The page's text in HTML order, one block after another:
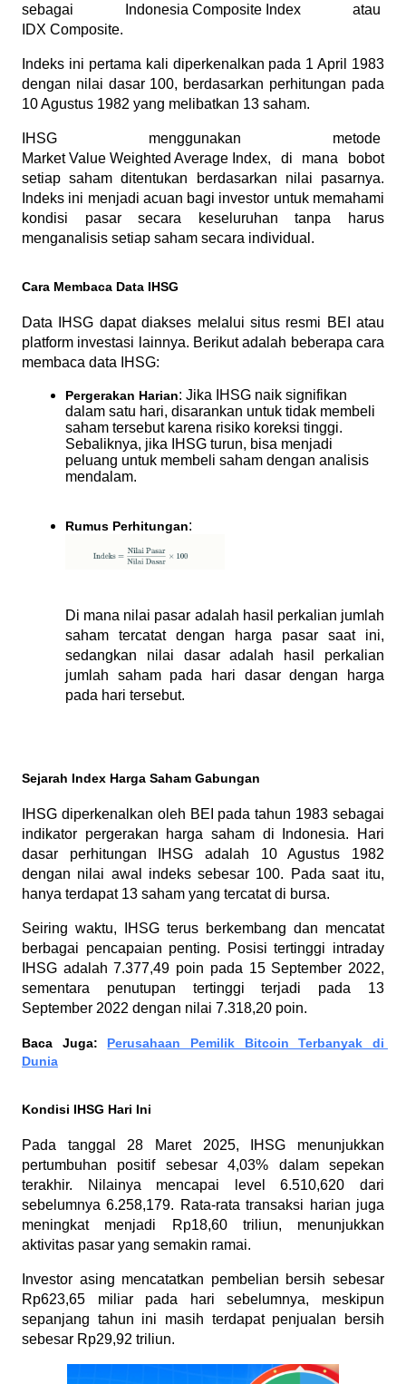
sebagai
Indonesia Composite Index atau
IDX Composite.
Indeks ini pertama kali diperkenalkan pada 1 April 1983
dengan nilai dasar 100, berdasarkan perhitungan pada
10 Agustus 1982 yang melibatkan 13 saham.
IHSG menggunakan metode
Market Value Weighted Average Index, di mana bobot
setiap saham ditentukan berdasarkan nilai pasarnya.
Indeks ini menjadi acuan bagi investor untuk memahami
kondisi pasar secara keseluruhan tanpa harus
menganalisis setiap saham secara individual.
Cara Membaca Data IHSG
Data IHSG dapat diakses melalui situs resmi BEI atau
platform investasi lainnya. Berikut adalah beberapa cara
membaca data IHSG:
Pergerakan Harian: Jika IHSG naik signifikan
dalam satu hari, disarankan untuk tidak membeli
saham tersebut karena risiko koreksi tinggi.
Sebaliknya, jika IHSG turun, bisa menjadi
peluang untuk membeli saham dengan analisis
mendalam.
Rumus Perhitungan:
Di mana nilai pasar adalah hasil perkalian jumlah
saham tercatat dengan harga pasar saat ini,
sedangkan nilai dasar adalah hasil perkalian
jumlah saham pada hari dasar dengan harga
pada hari tersebut.
Sejarah Index Harga Saham Gabungan
IHSG diperkenalkan oleh BEI pada tahun 1983 sebagai
indikator pergerakan harga saham di Indonesia. Hari
dasar perhitungan IHSG adalah 10 Agustus 1982
dengan nilai awal indeks sebesar 100. Pada saat itu,
hanya terdapat 13 saham yang tercatat di bursa.
Seiring waktu, IHSG terus berkembang dan mencatat
berbagai pencapaian penting. Posisi tertinggi intraday
IHSG adalah 7.377,49 poin pada 15 September 2022,
sementara penutupan tertinggi terjadi pada 13
September 2022 dengan nilai 7.318,20 poin.
Baca Juga: Perusahaan Pemilik Bitcoin Terbanyak di
Dunia
Kondisi IHSG Hari Ini
Pada tanggal 28 Maret 2025, IHSG menunjukkan
pertumbuhan positif sebesar 4,03% dalam sepekan
terakhir. Nilainya mencapai level 6.510,620 dari
sebelumnya 6.258,179. Rata-rata transaksi harian juga
meningkat menjadi Rp18,60 triliun, menunjukkan
aktivitas pasar yang semakin ramai.
Investor asing mencatatkan pembelian bersih sebesar
Rp623,65 miliar pada hari sebelumnya, meskipun
sepanjang tahun ini masih terdapat penjualan bersih
sebesar Rp29,92 triliun.